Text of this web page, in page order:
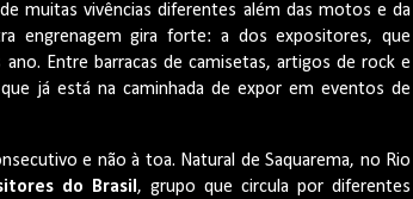
muitas vivências diferentes além das motos e da
engrenagem gira forte: a dos expositores, que
Entre barracas de camisetas, artigos de rock e
já está na caminhada de expor em eventos de
e não à toa. Natural de Saquarema, no Rio
do Brasil , grupo que circula por diferentes